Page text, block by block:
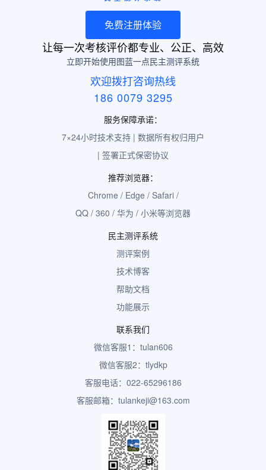
免费注册体验
让每一次考核评价都专业、公正、高效
立即开始使用图蓝一点民主测评系统
欢迎拨打咨询热线
186 0079 3295
服务保障承诺：
7×24小时技术支持 | 数据所有权归用户
| 签署正式保密协议
推荐浏览器：
Chrome / Edge / Safari /
QQ / 360 / 华为 / 小米等浏览器
民主测评系统
测评案例
技术博客
帮助文档
功能展示
联系我们
微信客服1：tulan606
微信客服2：tlydkp
客服电话：022-65296186
客服邮箱：tulankeji@163.com